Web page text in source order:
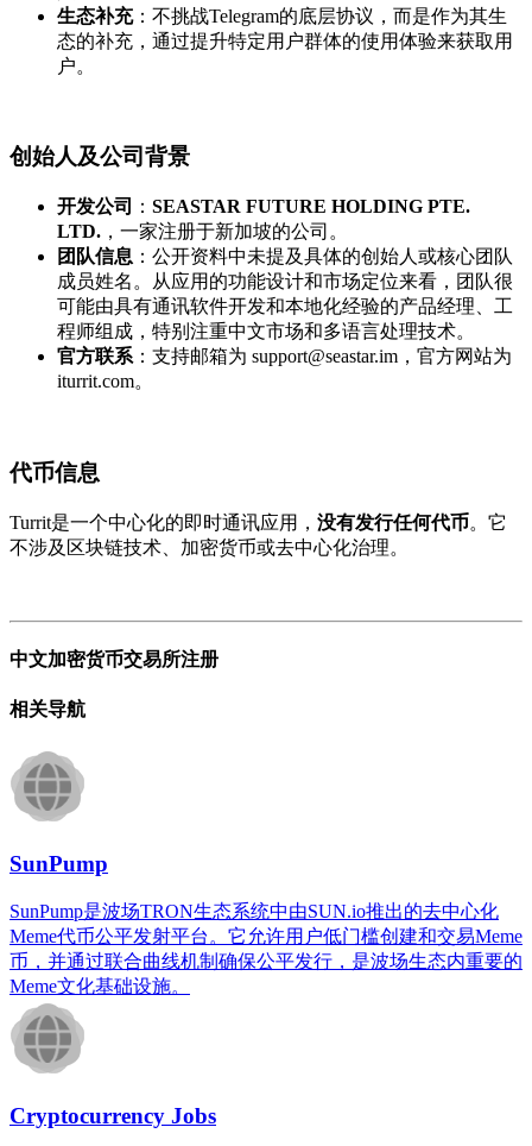
生态补充：不挑战Telegram的底层协议，而是作为其生
态的补充，通过提升特定用户群体的使用体验来获取用
户。
创始人及公司背景
开发公司 ： SEASTAR FUTURE HOLDING PTE.
LTD. ，一家注册于新加坡的公司。
团队信息 ：公开资料中未提及具体的创始人或核心团队
成员姓名。从应用的功能设计和市场定位来看，团队很
可能由具有通讯软件开发和本地化经验的产品经理、工
程师组成，特别注重中文市场和多语言处理技术。
官方联系 ：支持邮箱为 support@seastar.im，官方网站为
iturrit.com。
代币信息
Turrit是一个中心化的即时通讯应用， 没有发行任何代币。它
不涉及区块链技术、加密货币或去中心化治理。
中文加密货币交易所注册
相关导航
SunPump
SunPump是波场TRON生态系统中由SUN.io推出的去中心化
Meme代币公平发射平台。它允许用户低门槛创建和交易Meme
币，并通过联合曲线机制确保公平发行，是波场生态内重要的
Meme文化基础设施。
Cryptocurrency Jobs